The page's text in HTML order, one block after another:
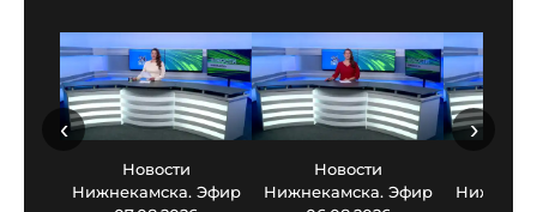
Новости
Нижнекамска. Эфир
Новости
Нижнекамска. Эфир
‹ ›